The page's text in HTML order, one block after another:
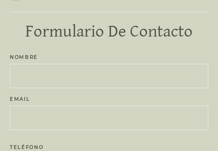
FormularioDe Contacto
NOMBRE
EMAIL
TELÉFONO